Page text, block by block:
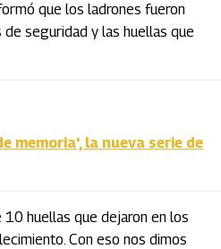
que los ladrones fueron
seguridad y las huellas que
memoria', la nueva serie de
huellas que dejaron en los
Con eso nos dimos